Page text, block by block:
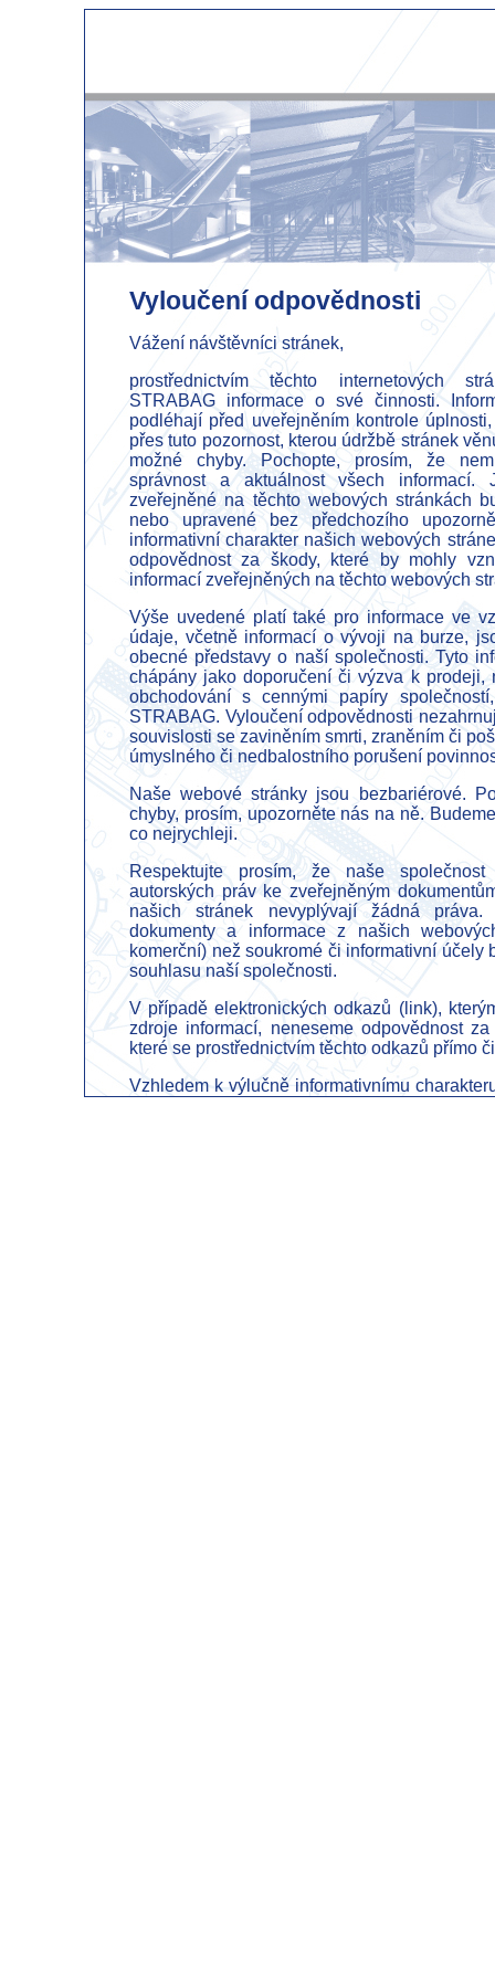
Vyloučení odpovědnosti
Vážení návštěvníci stránek,
prostřednictvím těchto internetových
STRABAG informace o své činnosti.
podléhají před uveřejněním kontrole
přes tuto pozornost, kterou údržbě stránek
možné chyby. Pochopte, prosím, že
správnost a aktuálnost všech informací.
zveřejněné na těchto webových stránkách
nebo upravené bez předchozího
informativní charakter našich webových
odpovědnost za škody, které by mohly
informací zveřejněných na těchto webových
Výše uvedené platí také pro informace ve
údaje, včetně informací o vývoji na burze,
obecné představy o naší společnosti. Tyto
chápány jako doporučení či výzva k prodeji,
obchodování s cennými papíry
STRABAG. Vyloučení odpovědnosti
souvislosti se zaviněním smrti, zraněním či
úmyslného či nedbalostního porušení
Naše webové stránky jsou bezbariérové.
chyby, prosím, upozorněte nás na ně.
co nejrychleji.
Respektujte prosím, že naše
autorských práv ke zveřejněným
našich stránek nevyplývají žádná
dokumenty a informace z našich
komerční) než soukromé či informativní účely
souhlasu naší společnosti.
V případě elektronických odkazů (link),
zdroje informací, neneseme odpovědnost
které se prostřednictvím těchto odkazů přímo
Vzhledem k výlučně informativnímu